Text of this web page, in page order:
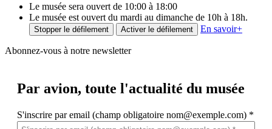
Le musée sera ouvert de 10:00 à 18:00
Le musée est ouvert du mardi au dimanche de 10h à 18h.
Stopper le défilement Activer le défilement En savoir+
Abonnez-vous à notre newsletter
Par avion, toute l'actualité du musée
S'inscrire par email (champ obligatoire nom@exemple.com) *